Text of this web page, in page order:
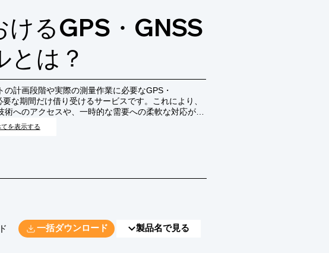
けるGPS・GNSS
とは？
計画段階や実際の測量作業に必要なGPS・
な期間だけ借り受けるサービスです。これにより、
へのアクセスや、一時的な需要への柔軟な対応が可
を表示する
一括ダウンロード 製品名で見る